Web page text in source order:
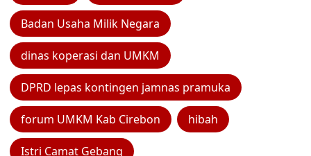
Badan Usaha Milik Negara
dinas koperasi dan UMKM
DPRD lepas kontingen jamnas pramuka
forum UMKM Kab Cirebon hibah
Istri Camat Gebang